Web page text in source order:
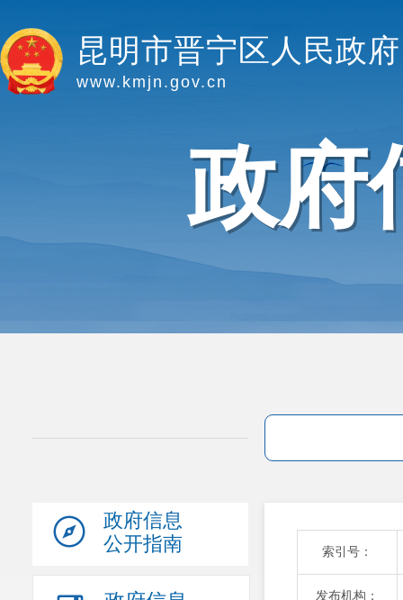
昆明市晋宁区人民政府
www.kmjn.gov.cn
政府
政府信息
公开指南
索引号：
发布机构：